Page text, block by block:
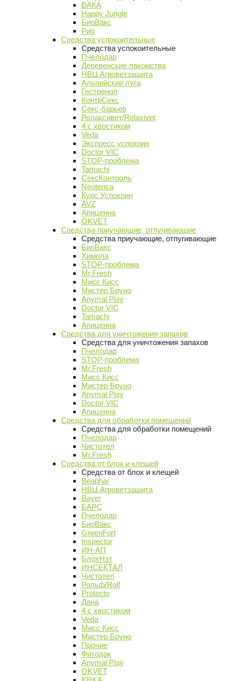
ВАКА
Happy Jungle
БиоВакс
Рио
Средства успокоительные
Средства успокоительные
Пчелодар
Деревенские лакомства
НВЦ Агроветзащита
Альпийские луга
Гестренол
КонтрСекс
Секс-барьер
Релаксивет/Relaxivet
4 с хвостиком
Veda
Экспресс успокоин
Doctor VIC
STOP-проблема
Tamachi
СексКонтроль
Neoterica
Курс Успокоин
AVZ
Апиценна
OKVET
Средства приучающие, отпугивающие
Средства приучающие, отпугивающие
БиоВакс
Химола
STOP-проблема
Mr.Fresh
Мисс Кисс
Мистер Бруно
Anymal Play
Doctor VIC
Tamachi
Апиценна
Средства для уничтожения запахов
Средства для уничтожения запахов
Пчелодар
STOP-проблема
Mr.Fresh
Мисс Кисс
Мистер Бруно
Anymal Play
Doctor VIC
Апиценна
Средства для обработки помещений
Средства для обработки помещений
Пчелодар
Чистотел
Mr.Fresh
Средства от блох и клещей
Средства от блох и клещей
Beaphar
НВЦ Агроветзащита
Bayer
БАРС
Пчелодар
БиоВакс
GreenFort
Inspector
ИН-АП
БлохНэт
ИНСЕКТАЛ
Чистотел
Рольф/Rolf
Protecto
Дана
4 с хвостиком
Veda
Мисс Кисс
Мистер Бруно
Прочие
Фитодок
Anymal Play
OKVET